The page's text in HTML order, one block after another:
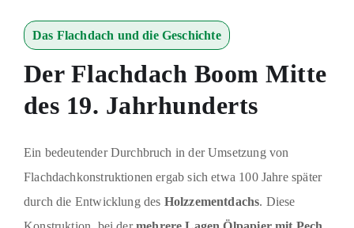
Das Flachdach und die Geschichte
Der Flachdach Boom Mitte
des 19. Jahrhunderts
Ein bedeutender Durchbruch in der Umsetzung von
Flachdachkonstruktionen ergab sich etwa 100 Jahre später
durch die Entwicklung des Holzzementdachs. Diese